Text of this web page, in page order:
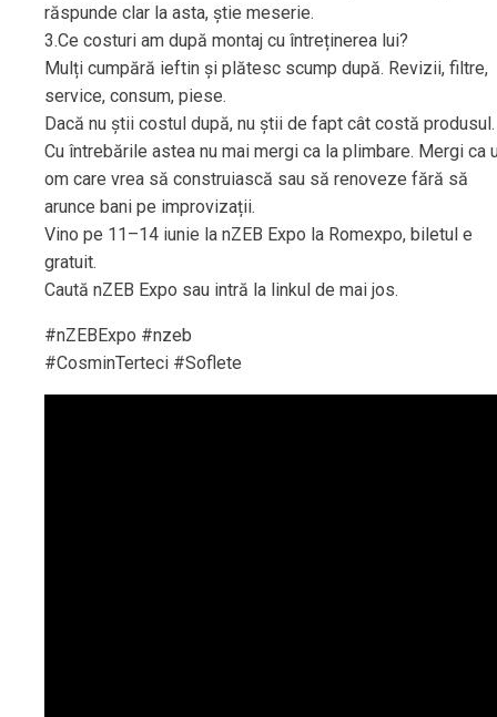
răspunde clar la asta, știe meserie.
3.Ce costuri am după montaj cu întreținerea lui?
Mulți cumpără ieftin și plătesc scump după. Revizii, filtre,
service, consum, piese.
Dacă nu știi costul după, nu știi de fapt cât costă produsul.
Cu întrebările astea nu mai mergi ca la plimbare. Mergi ca
om care vrea să construiască sau să renoveze fără să
arunce bani pe improvizații.
Vino pe 11–14 iunie la nZEB Expo la Romexpo, biletul e
gratuit.
Caută nZEB Expo sau intră la linkul de mai jos.
#nZEBExpo #nzeb
#CosminTerteci #Soflete